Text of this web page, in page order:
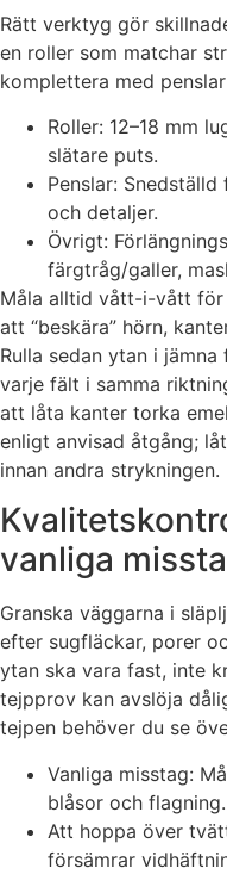
Rätt verktyg gör
en roller som matchar
komplettera med
Roller: 12–18 mm
slätare puts.
Penslar:
och detaljer.
Övrigt:
färgtråg/galler,
Måla alltid vått-i-vått för
att “beskära” hörn,
Rulla sedan ytan i
varje fält i samma
att låta kanter torka
enligt anvisad åtgång;
innan andra strykningen.
vanliga
Granska väggarna i
efter sugfläckar, porer
ytan ska vara fast, inte
tejpprov kan avslöja
tejpen behöver du se
Vanliga misstag:
blåsor och flagning.
Att hoppa över
försämrar